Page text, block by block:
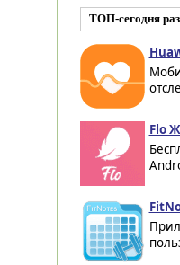
ТОП-сегодня
Flo